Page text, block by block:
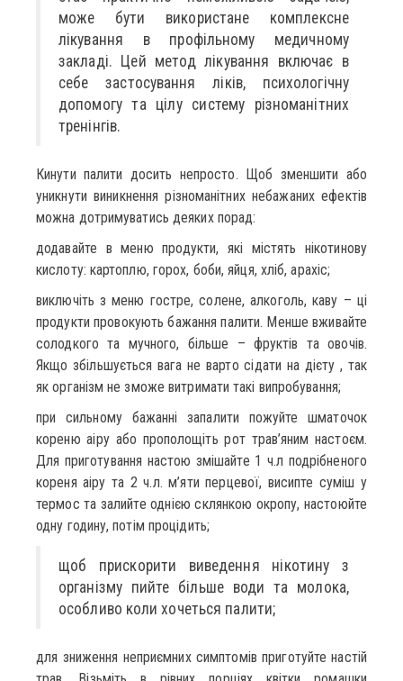
може бути використане комплексне
лікування в профільному медичному
закладі. Цей метод лікування включає в
себе застосування ліків, психологічну
допомогу та цілу систему різноманітних
тренінгів.
Кинути палити досить непросто. Щоб зменшити або
уникнути виникнення різноманітних небажаних ефектів
можна дотримуватись деяких порад:
додавайте в меню продукти, які містять нікотинову
кислоту: картоплю, горох, боби, яйця, хліб, арахіс;
виключіть з меню гостре, солене, алкоголь, каву – ці
продукти провокують бажання палити. Менше вживайте
солодкого та мучного, більше – фруктів та овочів.
Якщо збільшується вага не варто сідати на дієту , так
як організм не зможе витримати такі випробування;
при сильному бажанні запалити пожуйте шматочок
кореню аіру або прополощіть рот трав’яним настоєм.
Для приготування настою змішайте 1 ч.л подрібненого
кореня аіру та 2 ч.л. м’яти перцевої, висипте суміш у
термос та залийте однією склянкою окропу, настоюйте
одну годину, потім процідить;
щоб прискорити виведення нікотину з
організму пийте більше води та молока,
особливо коли хочеться палити;
для зниження неприємних симптомів приготуйте настій